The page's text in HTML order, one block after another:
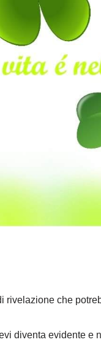
rivelazione che
diventa evidente e